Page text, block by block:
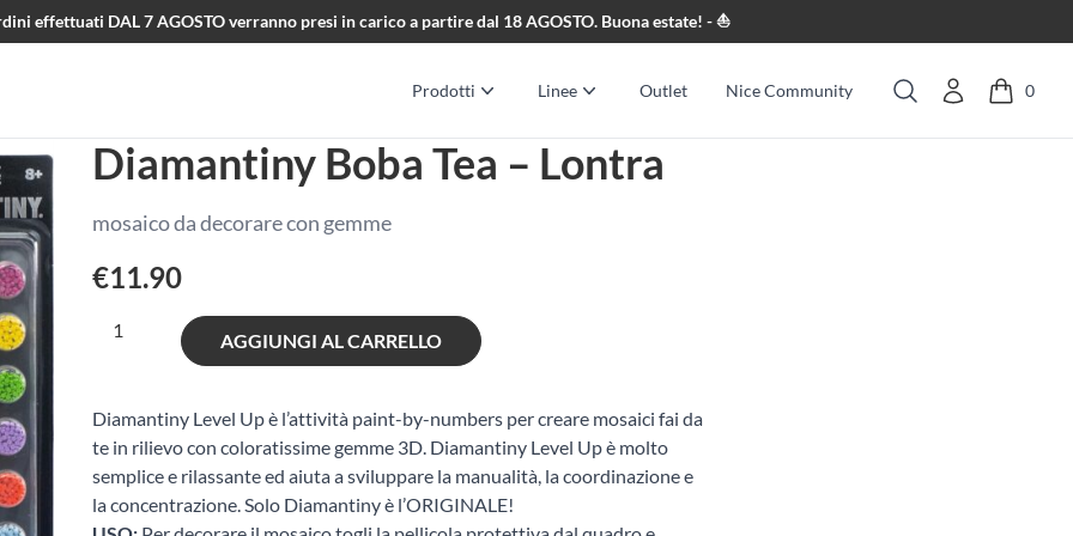
effettuati DAL 7 AGOSTO verranno presi in carico a partire dal 18 AGOSTO. Buona estate! - ⛵
Prodotti Linee Outlet Nice Community
Cerca
0
Diamantiny Boba Tea – Lontra
mosaico da decorare con gemme
€11.90
Diamantiny
-
Lontra
quantità
AGGIUNGI AL CARRELLO
Diamantiny Level Up è l’attività paint-by-numbers per creare mosaici fai da
te in rilievo con coloratissime gemme 3D. Diamantiny Level Up è molto
semplice e rilassante ed aiuta a sviluppare la manualità, la coordinazione e
la concentrazione. Solo Diamantiny è l’ORIGINALE!